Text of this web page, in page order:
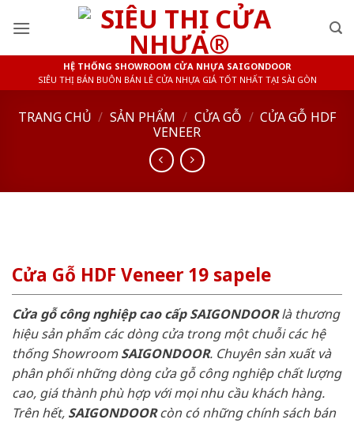
HỆ THỐNG SHOWROOM CỬA NHỰA SAIGONDOOR
SIÊU THỊ BÁN BUÔN BÁN LẺ CỬA NHỰA GIÁ TỐT NHẤT TẠI SÀI GÒN
TRANG CHỦ / SẢN PHẨM / CỬA GỖ / CỬA GỖ HDF
VENEER
Cửa Gỗ HDF Veneer 19 sapele
Cửa gỗ công nghiệp cao cấp SAIGONDOORlà thương
hiệu sản phẩm các dòng cửa trong một chuỗi các hệ
thống ShowroomSAIGONDOOR. Chuyên sản xuất và
phân phối những dòng cửa gỗ công nghiệp chất lượng
cao, giá thành phù hợp với mọi nhu cầu khách hàng.
Trên hết, SAIGONDOORcòn có những chính sách bán